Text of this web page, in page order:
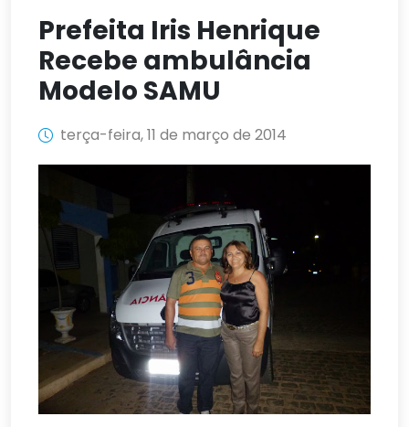
Prefeita Iris Henrique
Recebe ambulância
Modelo SAMU
terça-feira, 11 de março de 2014